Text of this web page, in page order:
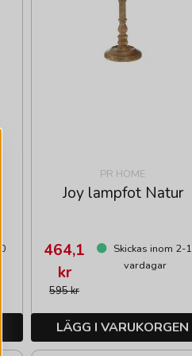
PR HOME
Joy lampfot Natur
595 kr
464,1
kr
Skickas inom 2-
vardagar
LÄGG I VARUKORGEN